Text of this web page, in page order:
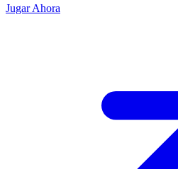
Jugar Ahora